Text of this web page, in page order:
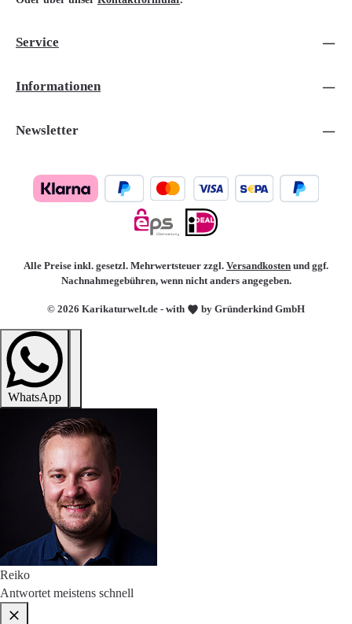
Service
Informationen
Newsletter
© 2026 Karikaturwelt.de - with by Gründerkind GmbH
Alle Preise inkl. gesetzl. Mehrwertsteuer zzgl. Versandkosten und ggf.
Nachnahmegebühren, wenn nicht anders angegeben.
WhatsApp
Reiko
Antwortet meistens schnell